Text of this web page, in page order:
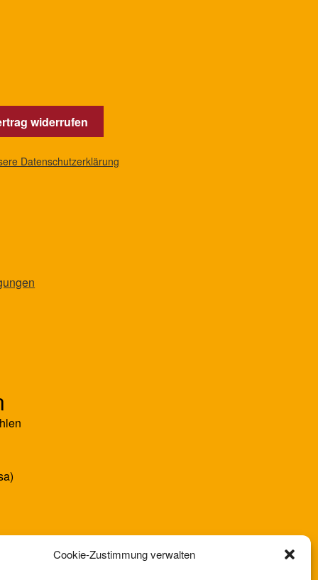
Cookie-Zustimmung verwalten
widerrufen
Datenschutzerklärung